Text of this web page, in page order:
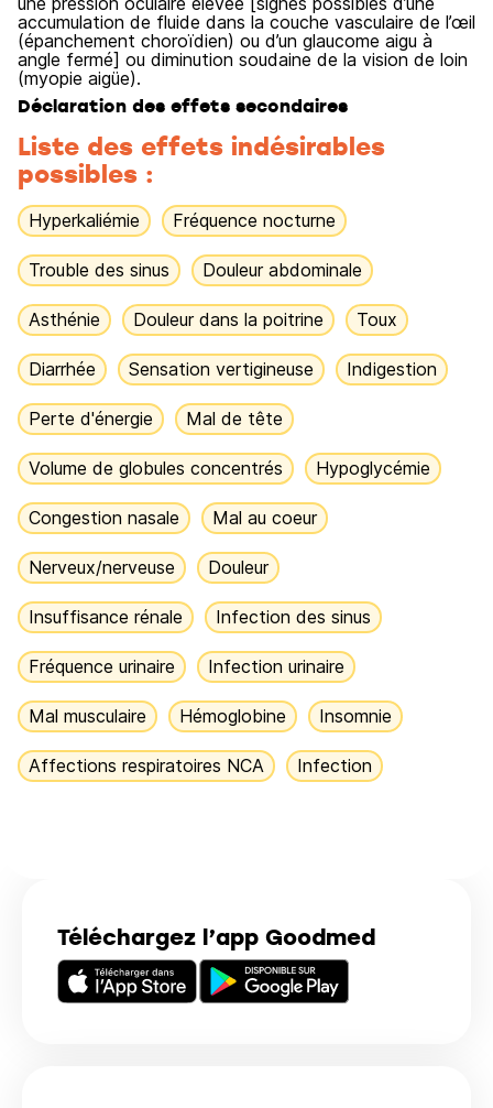
Téléchargez l’app Goodmed
accumulation de fluide dans la couche vasculaire de l’œil
(épanchement choroïdien) ou d’un glaucome aigu à
angle fermé] ou diminution soudaine de la vision de loin
(myopie aigüe).
Déclaration des effets secondaires
Liste des effets indésirables
possibles :
Hyperkaliémie Fréquence nocturne
Trouble des sinus Douleur abdominale
Asthénie Douleur dans la poitrine Toux
Diarrhée Sensation vertigineuse Indigestion
Perte d'énergie Mal de tête
Volume de globules concentrés Hypoglycémie
Congestion nasale Mal au coeur
Nerveux/nerveuse Douleur
Insuffisance rénale Infection des sinus
Fréquence urinaire Infection urinaire
Mal musculaire Hémoglobine Insomnie
Affections respiratoires NCA Infection